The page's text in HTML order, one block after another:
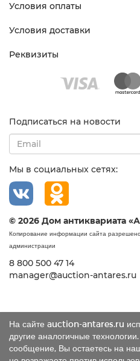
На сайте auction-antares.ru
другие аналогичные
сообщение, Вы остаетесь на
Условия оплаты
Условия доставки
Реквизиты
Подписаться на новости
Мы в социальных сетях:
© 2026 Дом антиквариата
Копирование информации сайта разрешено
администрации
8 800 500 47 14
manager@auction-antares.ru